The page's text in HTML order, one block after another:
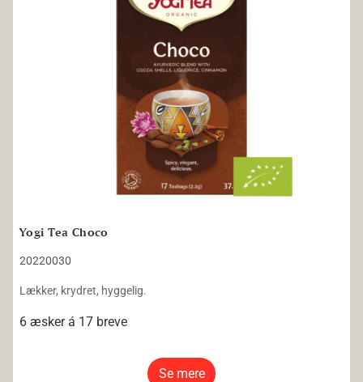
Yogi Tea Choco
20220030
Lækker, krydret, hyggelig.
6 æsker á 17 breve
Se mere